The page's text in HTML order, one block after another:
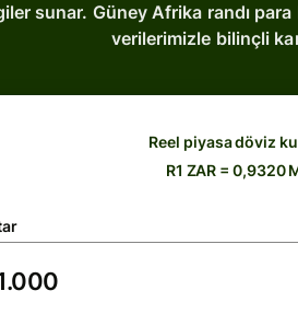
sunar. Güney Afrika randı
verilerimizle bilinçli
Reel piyasa döviz
R1 ZAR = 0,9320